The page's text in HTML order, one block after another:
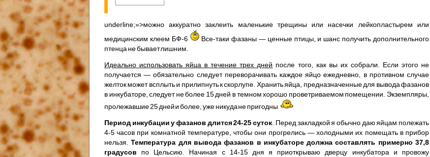
underline;»>можно аккуратно заклеить маленькие трещины или насечки лейкопластырем или
медицинским клеем БФ-6
Все-таки фазаны — ценные птицы, и шанс получить дополнительного
птенца не бывает лишним.
Идеально использовать яйца в течение трех дней после того, как вы их собрали. Если этого не
получается — обязательно следует переворачивать каждое яйцо ежедневно, в противном случае
желток может всплыть и прилипнуть к скорлупе. Хранить яйца, предназначенные для вывода фазанов
в инкубаторе, следует не более 15 дней в темном хорошо проветриваемом помещении. Экземпляры,
пролежавшие 25 дней и более, уже никуда не пригодны
Период инкубации у фазанов длится 24-25 суток . Перед закладкой я обычно даю яйцам полежать
4-5 часов при комнатной температуре, чтобы они прогрелись — холодными их помещать в прибор
нельзя.Температура для вывода фазанов в инкубаторе должна составлять примерно 37,8
градусов по Цельсию. Начиная с 14-15 дня я приоткрываю дверцу инкубатора и провожу